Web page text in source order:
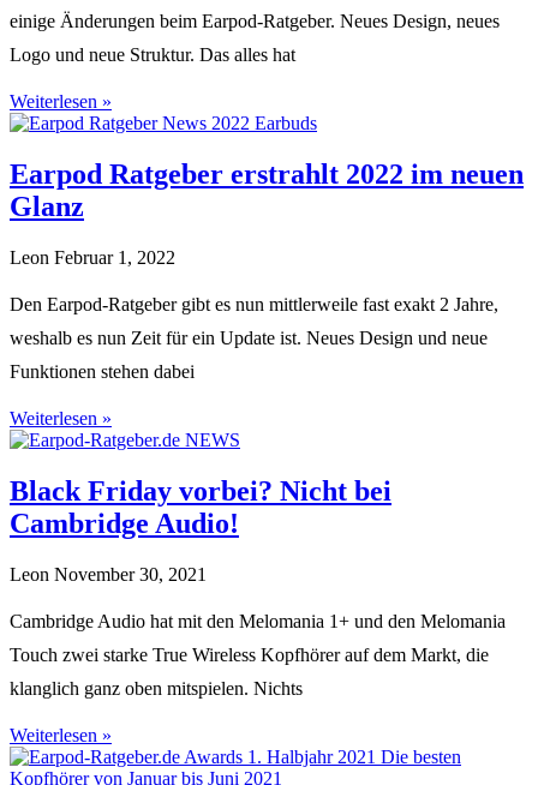
einige Änderungen beim Earpod-Ratgeber. Neues Design, neues
Logo und neue Struktur. Das alles hat
Weiterlesen »
Earpod Ratgeber erstrahlt 2022 im neuen
Glanz
Leon Februar 1, 2022
Den Earpod-Ratgeber gibt es nun mittlerweile fast exakt 2 Jahre,
weshalb es nun Zeit für ein Update ist. Neues Design und neue
Funktionen stehen dabei
Weiterlesen »
Black Friday vorbei? Nicht bei
Cambridge Audio!
Leon November 30, 2021
Cambridge Audio hat mit den Melomania 1+ und den Melomania
Touch zwei starke True Wireless Kopfhörer auf dem Markt, die
klanglich ganz oben mitspielen. Nichts
Weiterlesen »